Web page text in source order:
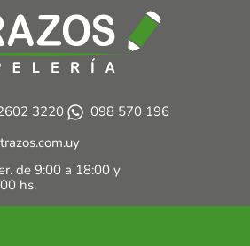
3220
098 570 196
de 9:00 a 18:00 y
hs.